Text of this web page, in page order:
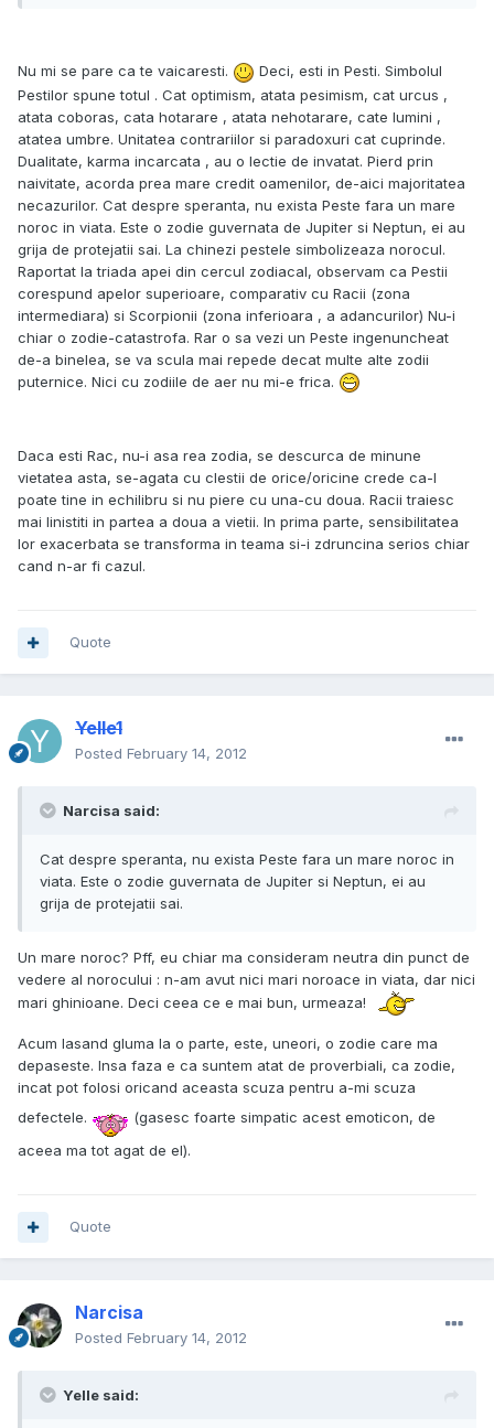
Nu mi se pare ca te vaicaresti.
Deci, esti in Pesti. Simbolul
Pestilor spune totul . Cat optimism, atata pesimism, cat urcus ,
atata coboras, cata hotarare , atata nehotarare, cate lumini ,
atatea umbre. Unitatea contrariilor si paradoxuri cat cuprinde.
Dualitate, karma incarcata , au o lectie de invatat. Pierd prin
naivitate, acorda prea mare credit oamenilor, de-aici majoritatea
necazurilor. Cat despre speranta, nu exista Peste fara un mare
noroc in viata. Este o zodie guvernata de Jupiter si Neptun, ei au
grija de protejatii sai. La chinezi pestele simbolizeaza norocul.
Raportat la triada apei din cercul zodiacal, observam ca Pestii
corespund apelor superioare, comparativ cu Racii (zona
intermediara) si Scorpionii (zona inferioara , a adancurilor) Nu-i
chiar o zodie-catastrofa. Rar o sa vezi un Peste ingenuncheat
de-a binelea, se va scula mai repede decat multe alte zodii
puternice. Nici cu zodiile de aer nu mi-e frica.
Daca esti Rac, nu-i asa rea zodia, se descurca de minune
vietatea asta, se-agata cu clestii de orice/oricine crede ca-l
poate tine in echilibru si nu piere cu una-cu doua. Racii traiesc
mai linistiti in partea a doua a vietii. In prima parte, sensibilitatea
lor exacerbata se transforma in teama si-i zdruncina serios chiar
cand n-ar fi cazul.
Quote
Yelle1
Posted February 14, 2012
Narcisa said:
Cat despre speranta, nu exista Peste fara un mare noroc in
viata. Este o zodie guvernata de Jupiter si Neptun, ei au
grija de protejatii sai.
Un mare noroc? Pff, eu chiar ma consideram neutra din punct de
vedere al norocului : n-am avut nici mari noroace in viata, dar nici
mari ghinioane. Deci ceea ce e mai bun, urmeaza!
Acum lasand gluma la o parte, este, uneori, o zodie care ma
depaseste. Insa faza e ca suntem atat de proverbiali, ca zodie,
incat pot folosi oricand aceasta scuza pentru a-mi scuza
defectele.
(gasesc foarte simpatic acest emoticon, de
aceea ma tot agat de el).
Quote
Narcisa
Posted February 14, 2012
Yelle said: